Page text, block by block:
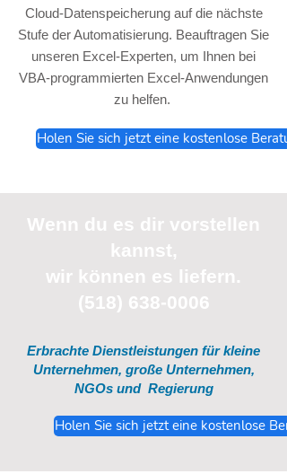
Cloud-Datenspeicherung auf die nächste
Stufe der Automatisierung. Beauftragen Sie
unseren Excel-Experten, um Ihnen bei
VBA-programmierten Excel-Anwendungen
zu helfen.
Holen Sie sich jetzt eine kostenlose
Wenn du es dir vorstellen
kannst,
wir können es liefern.
(518) 638-0006
Erbrachte Dienstleistungen für kleine
Unternehmen, große Unternehmen,
NGOs und Regierung
Holen Sie sich jetzt eine kostenlose